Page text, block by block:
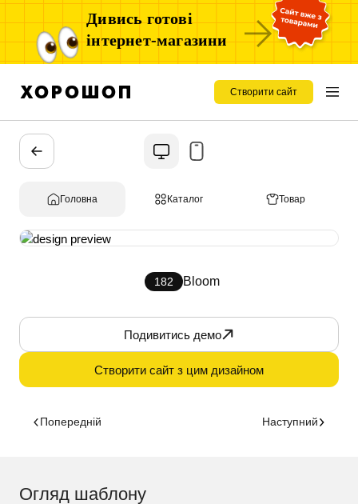
Дивись готові
інтернет-магазини
Створити сайт
Головна Каталог Товар
182 Bloom
Подивитись демо
Створити сайт з цим дизайном
Попередній Наступний
Огляд шаблону